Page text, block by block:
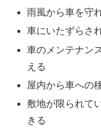
雨風から車を守
車にいたずらさ
車のメンテナン
える
屋内から車への
敷地が限られて
きる